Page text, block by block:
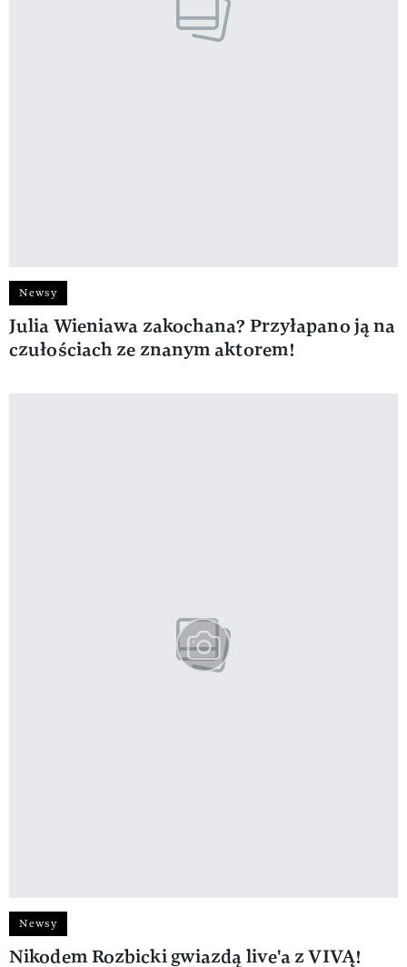
Newsy
Julia Wieniawa zakochana? Przyłapano ją na
czułościach ze znanym aktorem!
Newsy
Nikodem Rozbicki gwiazdą live'a z VIVĄ!